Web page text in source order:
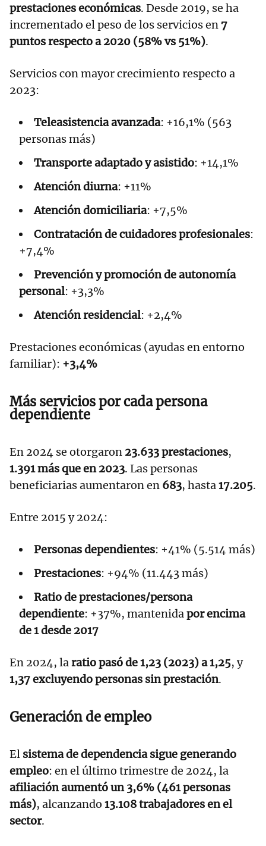
prestaciones económicas. Desde 2019, se ha
incrementado el peso de los servicios en 7
puntos respecto a 2020 (58% vs 51%).
Servicios con mayor crecimiento respecto a
2023:
Teleasistencia avanzada: +16,1% (563
personas más)
Transporte adaptado y asistido: +14,1%
Atención diurna: +11%
Atención domiciliaria: +7,5%
Contratación de cuidadores profesionales:
+7,4%
Prevención y promoción de autonomía
personal: +3,3%
Atención residencial: +2,4%
Prestaciones económicas (ayudas en entorno
familiar): +3,4%
Más servicios por cada persona
dependiente
En 2024 se otorgaron 23.633 prestaciones,
1.391 más que en 2023. Las personas
beneficiarias aumentaron en 683, hasta17.205.
Entre 2015 y 2024:
Personas dependientes: +41% (5.514 más)
Prestaciones: +94% (11.443 más)
Ratio de prestaciones/persona
dependiente: +37%, mantenidapor encima
de 1 desde 2017
En 2024, laratio pasó de 1,23 (2023) a 1,25, y
1,37 excluyendo personas sin prestación.
Generación de empleo
El sistema de dependencia sigue generando
empleo: en el último trimestre de 2024, la
afiliación aumentó un 3,6% (461 personas
más), alcanzando 13.108 trabajadores en el
sector.